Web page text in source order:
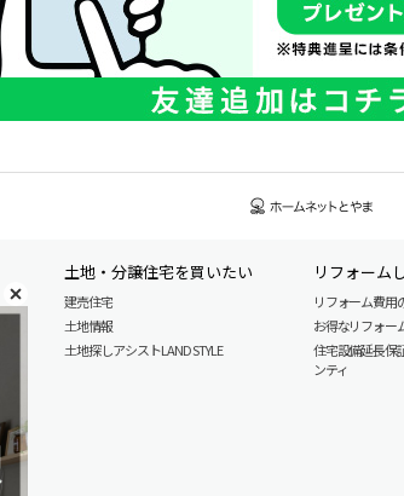
土地・分譲住宅を買いたい
建売住宅
土地情報
土地探しアシスト LAND STYLE
リフォーム
リフォーム費用
お得なリフォー
住宅設備延長保
ンティ